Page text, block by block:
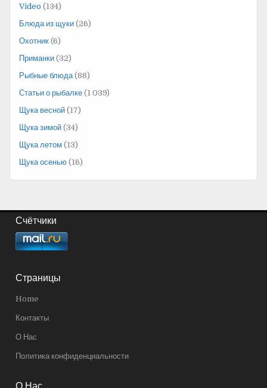
Video (134)
Блюда из щуки (26)
Охотник (6)
Приманки (32)
Рыбные блюда(88)
Статьи о рыбалке (1 039)
Щука весной (17)
Щука зимой (34)
Щука летом (13)
Щука осенью (16)
Счётчики
Страницы
Home
Контакты
О Нас
Политика конфиденциальности